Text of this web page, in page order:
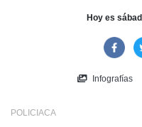
Hoy es
Infografías
POLICIACA